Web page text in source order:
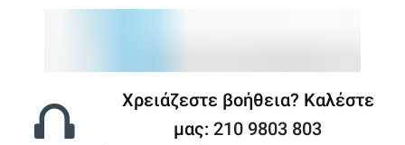
Χρειάζεστε βοήθεια? Καλέστε
μας: 210 9803 803